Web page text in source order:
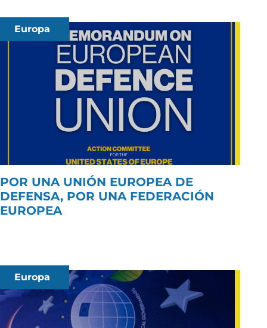
Europa
POR UNA UNIÓN EUROPEA DE
DEFENSA, POR UNA FEDERACIÓN
EUROPEA
Europa